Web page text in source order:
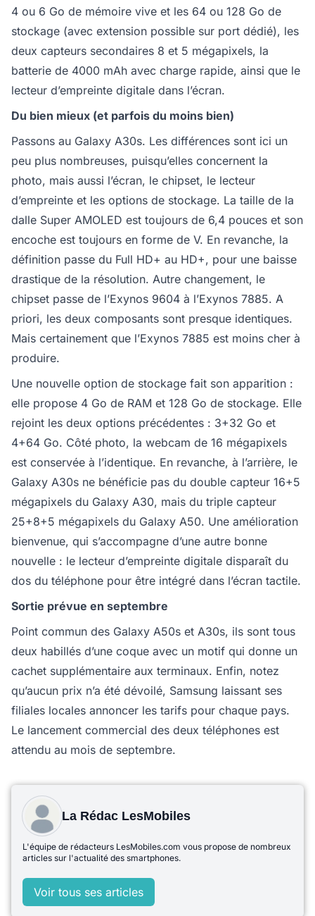
4 ou 6 Go de mémoire vive et les 64 ou 128 Go de
stockage (avec extension possible sur port dédié), les
deux capteurs secondaires 8 et 5 mégapixels, la
batterie de 4000 mAh avec charge rapide, ainsi que le
lecteur d’empreinte digitale dans l’écran.
Du bien mieux (et parfois du moins bien)
Passons au Galaxy A30s. Les différences sont ici un
peu plus nombreuses, puisqu’elles concernent la
photo, mais aussi l’écran, le chipset, le lecteur
d’empreinte et les options de stockage. La taille de la
dalle Super AMOLED est toujours de 6,4 pouces et son
encoche est toujours en forme de V. En revanche, la
définition passe du Full HD+ au HD+, pour une baisse
drastique de la résolution. Autre changement, le
chipset passe de l’Exynos 9604 à l’Exynos 7885. A
priori, les deux composants sont presque identiques.
Mais certainement que l’Exynos 7885 est moins cher à
produire.
Une nouvelle option de stockage fait son apparition :
elle propose 4 Go de RAM et 128 Go de stockage. Elle
rejoint les deux options précédentes : 3+32 Go et
4+64 Go. Côté photo, la webcam de 16 mégapixels
est conservée à l’identique. En revanche, à l’arrière, le
Galaxy A30s ne bénéficie pas du double capteur 16+5
mégapixels du Galaxy A30, mais du triple capteur
25+8+5 mégapixels du Galaxy A50. Une amélioration
bienvenue, qui s’accompagne d’une autre bonne
nouvelle : le lecteur d’empreinte digitale disparaît du
dos du téléphone pour être intégré dans l’écran tactile.
Sortie prévue en septembre
Point commun des Galaxy A50s et A30s, ils sont tous
deux habillés d’une coque avec un motif qui donne un
cachet supplémentaire aux terminaux. Enfin, notez
qu’aucun prix n’a été dévoilé, Samsung laissant ses
filiales locales annoncer les tarifs pour chaque pays.
Le lancement commercial des deux téléphones est
attendu au mois de septembre.
La Rédac LesMobiles
L'équipe de rédacteurs LesMobiles.com vous propose de nombreux
articles sur l'actualité des smartphones.
Voir tous ses articles